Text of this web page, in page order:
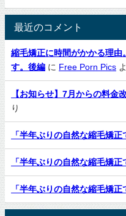
最近のコメント
縮毛矯正に時間がかかる理
す。後編 に Free Porn Pics
【お知らせ】7月からの料金
り
「半年ぶりの自然な縮毛矯正
「半年ぶりの自然な縮毛矯正
「半年ぶりの自然な縮毛矯正